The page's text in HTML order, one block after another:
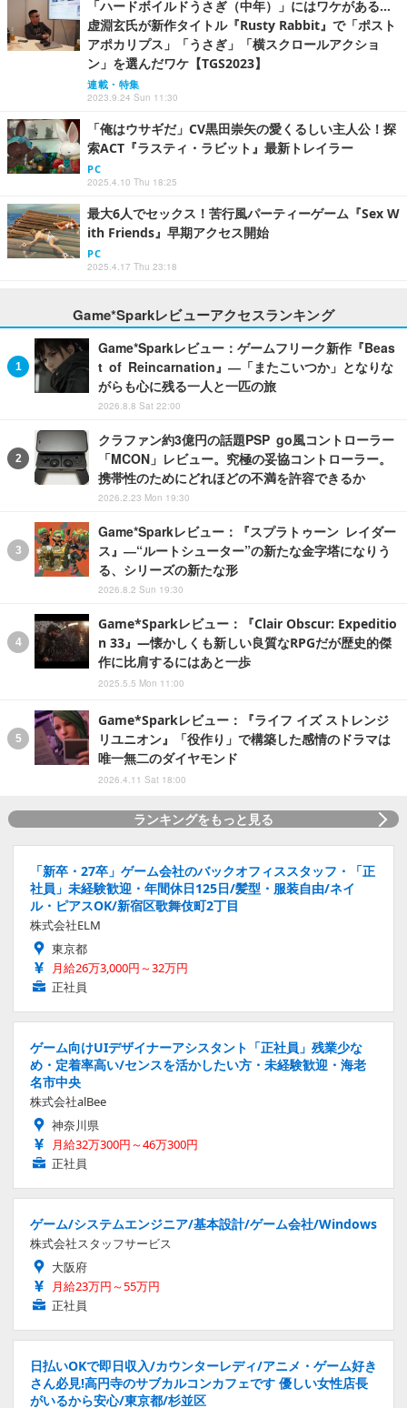
「ハードボイルドうさぎ（中年）」にはワケがある…
虚淵玄氏が新作タイトル『Rusty Rabbit』で「ポスト
アポカリプス」「うさぎ」「横スクロールアクショ
ン」を選んだワケ【TGS2023】
連載・特集
2023.9.24 Sun 11:30
「俺はウサギだ」CV黒田崇矢の愛くるしい主人公！探
索ACT『ラスティ・ラビット』最新トレイラー
PC
2025.4.10 Thu 18:25
最大6人でセックス！苦行風パーティーゲーム『Sex W
ith Friends』早期アクセス開始
PC
2025.4.17 Thu 23:18
Game*Sparkレビューアクセスランキング
Game*Sparkレビュー：ゲームフリーク新作『Beas
t of Reincarnation』―「またこいつか」となりな
がらも心に残る一人と一匹の旅
2026.8.8 Sat 22:00
クラファン約3億円の話題PSP go風コントローラー
「MCON」レビュー。究極の妥協コントローラー。
携帯性のためにどれほどの不満を許容できるか
2026.2.23 Mon 19:30
Game*Sparkレビュー：『スプラトゥーン レイダー
ス』―“ルートシューター”の新たな金字塔になりう
る、シリーズの新たな形
2026.8.2 Sun 19:30
Game*Sparkレビュー：『Clair Obscur: Expeditio
n 33』―懐かしくも新しい良質なRPGだが歴史的傑
作に比肩するにはあと一歩
2025.5.5 Mon 11:00
Game*Sparkレビュー：『ライフ イズ ストレンジ
リユニオン』「役作り」で構築した感情のドラマは
唯一無二のダイヤモンド
2026.4.11 Sat 18:00
ランキングをもっと見る
「新卒・27卒」ゲーム会社のバックオフィススタッフ・「正
社員」未経験歓迎・年間休日125日/髪型・服装自由/ネイ
ル・ピアスOK/新宿区歌舞伎町2丁目
株式会社ELM
東京都
月給26万3,000円～32万円
正社員
ゲーム向けUIデザイナーアシスタント「正社員」残業少な
め・定着率高い/センスを活かしたい方・未経験歓迎・海老
名市中央
株式会社alBee
神奈川県
月給32万300円～46万300円
正社員
ゲーム/システムエンジニア/基本設計/ゲーム会社/Windows
株式会社スタッフサービス
大阪府
月給23万円～55万円
正社員
日払いOKで即日収入/カウンターレディ/アニメ・ゲーム好き
さん必見!高円寺のサブカルコンカフェです 優しい女性店長
がいるから安心/東京都/杉並区